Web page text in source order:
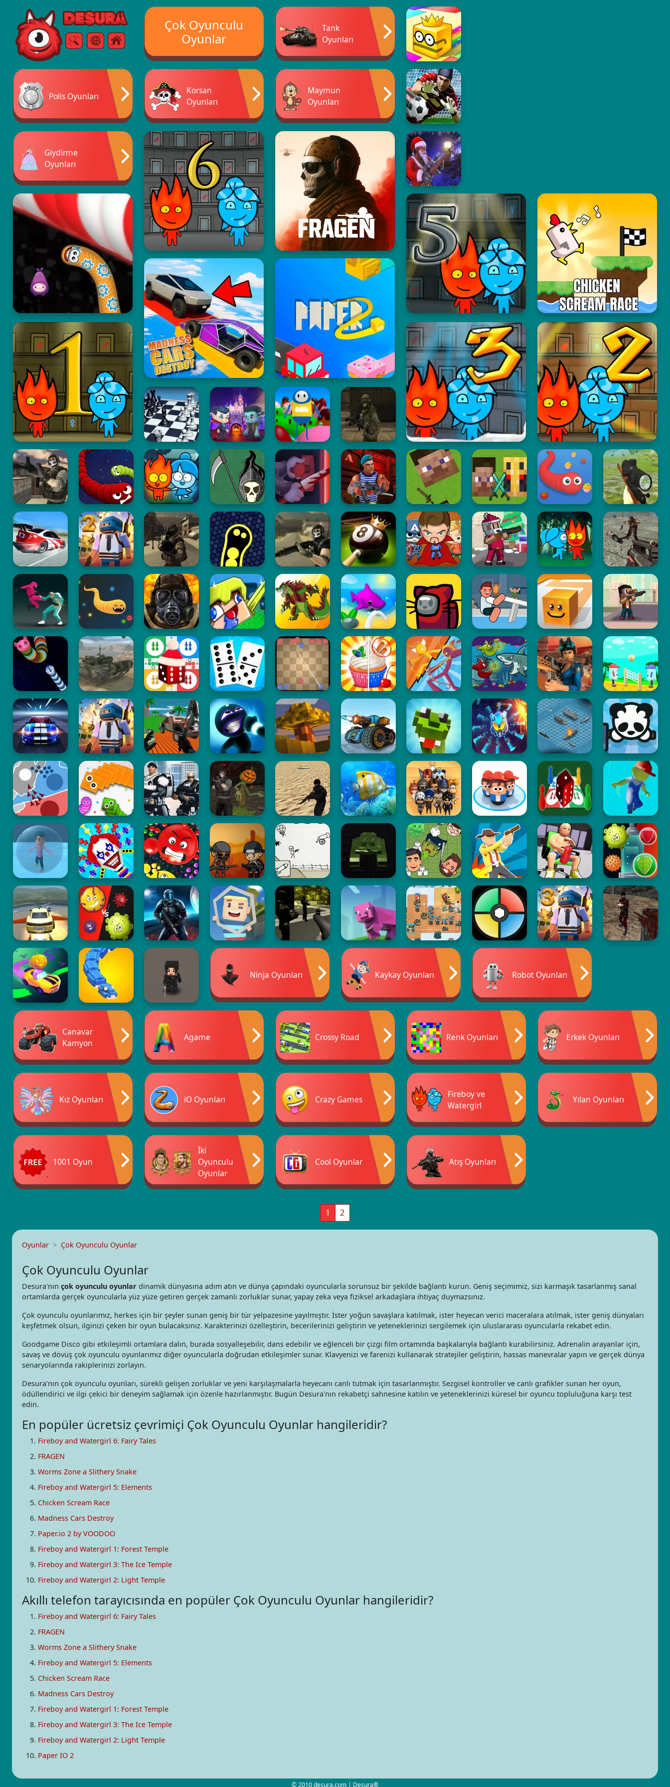
Free Online Games
AramaMenü
Çok Oyunculu
Oyunlar
Tank
Oyunları
Polis Oyunları
Korsan
Oyunları
Maymun
Oyunları
Giydirme
Oyunları
Ninja Oyunları Kaykay Oyunları Robot Oyunları
Canavar
Kamyon
Agame Crossy Road Renk Oyunları Erkek Oyunları
Kız Oyunları iO Oyunları Crazy Games
Fireboy ve
Watergirl
Yılan Oyunları
1001 Oyun
İki
Oyunculu
Oyunlar
Cool Oyunlar Atış Oyunları
1 2
Oyunlar Çok Oyunculu Oyunlar
Çok Oyunculu Oyunlar
Desura'nın çok oyunculu oyunlar dinamik dünyasına adım atın ve dünya çapındaki oyuncularla sorunsuz bir şekilde bağlantı kurun. Geniş seçimimiz, sizi karmaşık tasarlanmış sanal
ortamlarda gerçek oyuncularla yüz yüze getiren gerçek zamanlı zorluklar sunar, yapay zeka veya fiziksel arkadaşlara ihtiyaç duymazsınız.
Çok oyunculu oyunlarımız, herkes için bir şeyler sunan geniş bir tür yelpazesine yayılmıştır. İster yoğun savaşlara katılmak, ister heyecan verici maceralara atılmak, ister geniş dünyaları
keşfetmek olsun, ilginizi çeken bir oyun bulacaksınız. Karakterinizi özelleştirin, becerilerinizi geliştirin ve yeteneklerinizi sergilemek için uluslararası oyuncularla rekabet edin.
Goodgame Disco gibi etkileşimli ortamlara dalın, burada sosyalleşebilir, dans edebilir ve eğlenceli bir çizgi film ortamında başkalarıyla bağlantı kurabilirsiniz. Adrenalin arayanlar için,
savaş ve dövüş çok oyunculu oyunlarımız diğer oyuncularla doğrudan etkileşimler sunar. Klavyenizi ve farenizi kullanarak stratejiler geliştirin, hassas manevralar yapın ve gerçek dünya
senaryolarında rakiplerinizi zorlayın.
Desura'nın çok oyunculu oyunları, sürekli gelişen zorluklar ve yeni karşılaşmalarla heyecanı canlı tutmak için tasarlanmıştır. Sezgisel kontroller ve canlı grafikler sunan her oyun,
ödüllendirici ve ilgi çekici bir deneyim sağlamak için özenle hazırlanmıştır. Bugün Desura'nın rekabetçi sahnesine katılın ve yeteneklerinizi küresel bir oyuncu topluluğuna karşı test
edin.
En popüler ücretsiz çevrimiçi Çok Oyunculu Oyunlar hangileridir?
Fireboy and Watergirl 6: Fairy Tales
FRAGEN
Worms Zone a Slithery Snake
Fireboy and Watergirl 5: Elements
Chicken Scream Race
Madness Cars Destroy
Paper.io 2 by VOODOO
Fireboy and Watergirl 1: Forest Temple
Fireboy and Watergirl 3: The Ice Temple
Fireboy and Watergirl 2: Light Temple
Akıllı telefon tarayıcısında en popüler Çok Oyunculu Oyunlar hangileridir?
Fireboy and Watergirl 6: Fairy Tales
FRAGEN
Worms Zone a Slithery Snake
Fireboy and Watergirl 5: Elements
Chicken Scream Race
Madness Cars Destroy
Fireboy and Watergirl 1: Forest Temple
Fireboy and Watergirl 3: The Ice Temple
Fireboy and Watergirl 2: Light Temple
Paper IO 2
© 2010 desura.com | Desura®